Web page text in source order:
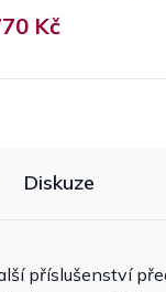
Kč
Diskuze
příslušenství